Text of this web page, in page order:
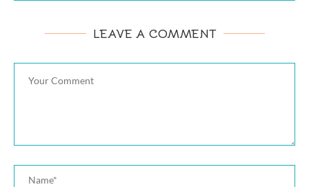
LEAVE A COMMENT